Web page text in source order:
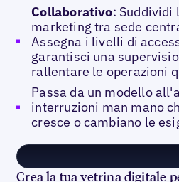
Collaborativo: Suddividi
marketing tra sede
Assegna i livelli di
garantisci una
rallentare le operazioni
Passa da un modello
interruzioni man mano
cresce o cambiano le
Crea la tua vetrina digitale